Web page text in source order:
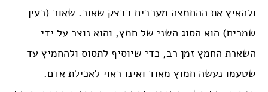
ולהאיץ את ההחמצה מערבים בבצק שאור. שאור (כעין
שמרים) הוא הסוג השני של חמץ, והוא נוצר על ידי
השארת החמץ זמן רב, כדי שיוסיף לתסוס ולהחמיץ עד
שטעמו נעשה חמוץ מאוד ואינו ראוי לאכילת אדם.